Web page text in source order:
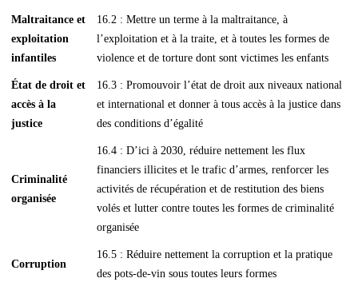
Maltraitance et
exploitation
infantiles
16.2 : Mettre un terme à la maltraitance, à
l’exploitation et à la traite, et à toutes les formes de
violence et de torture dont sont victimes les enfants
État de droit et
accès à la
justice
16.3 : Promouvoir l’état de droit aux niveaux national
et international et donner à tous accès à la justice dans
des conditions d’égalité
Criminalité
organisée
16.4 : D’ici à 2030, réduire nettement les flux
financiers illicites et le trafic d’armes, renforcer les
activités de récupération et de restitution des biens
volés et lutter contre toutes les formes de criminalité
organisée
Corruption
16.5 : Réduire nettement la corruption et la pratique
des pots-de-vin sous toutes leurs formes